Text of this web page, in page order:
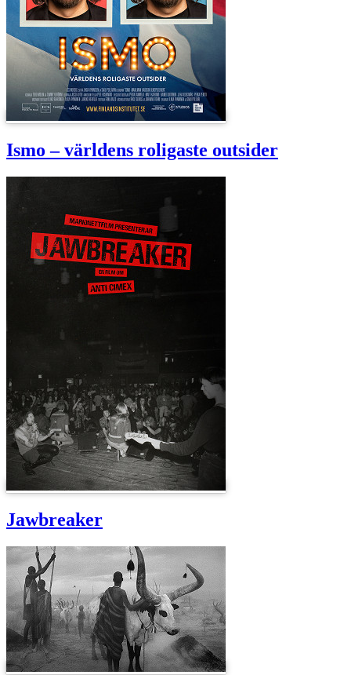
Ismo – världens roligaste outsider
Jawbreaker